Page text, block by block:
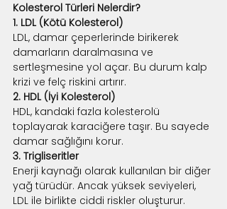
Kolesterol Türleri Nelerdir?
1. LDL (Kötü Kolesterol)
LDL, damar çeperlerinde birikerek
damarların daralmasına ve
sertleşmesine yol açar. Bu durum kalp
krizi ve felç riskini artırır.
2. HDL (İyi Kolesterol)
HDL, kandaki fazla kolesterolü
toplayarak karaciğere taşır. Bu sayede
damar sağlığını korur.
3. Trigliseritler
Enerji kaynağı olarak kullanılan bir diğer
yağ türüdür. Ancak yüksek seviyeleri,
LDL ile birlikte ciddi riskler oluşturur.